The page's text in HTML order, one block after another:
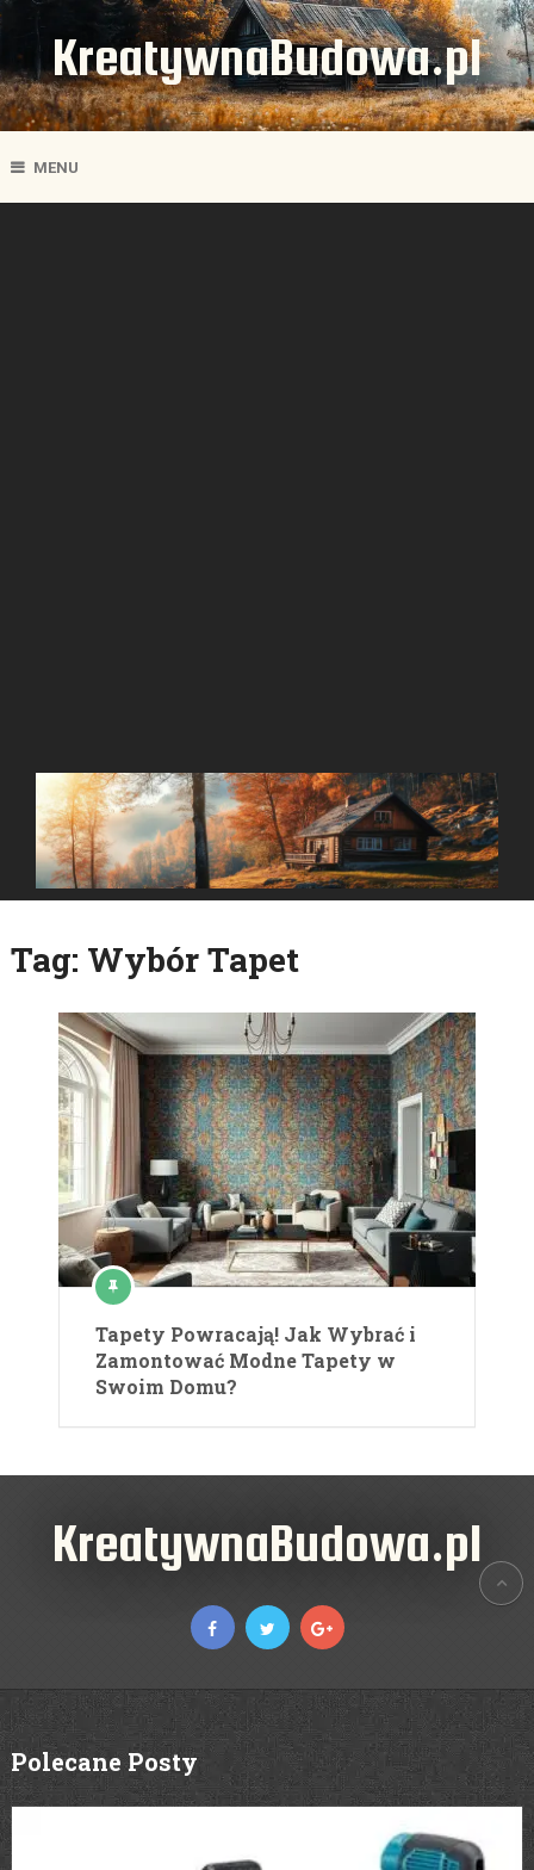
KreatywnaBudowa.pl
MENU
Tag: Wybór Tapet
Tapety Powracają! Jak Wybrać i
Zamontować Modne Tapety w
Swoim Domu?
KreatywnaBudowa.pl
Polecane Posty